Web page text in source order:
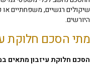
שיקולים רגשיים, משפחתיים או
היורשים.
מתי הסכם חלוקת
הסכם חלוקת עיזבון מתאים